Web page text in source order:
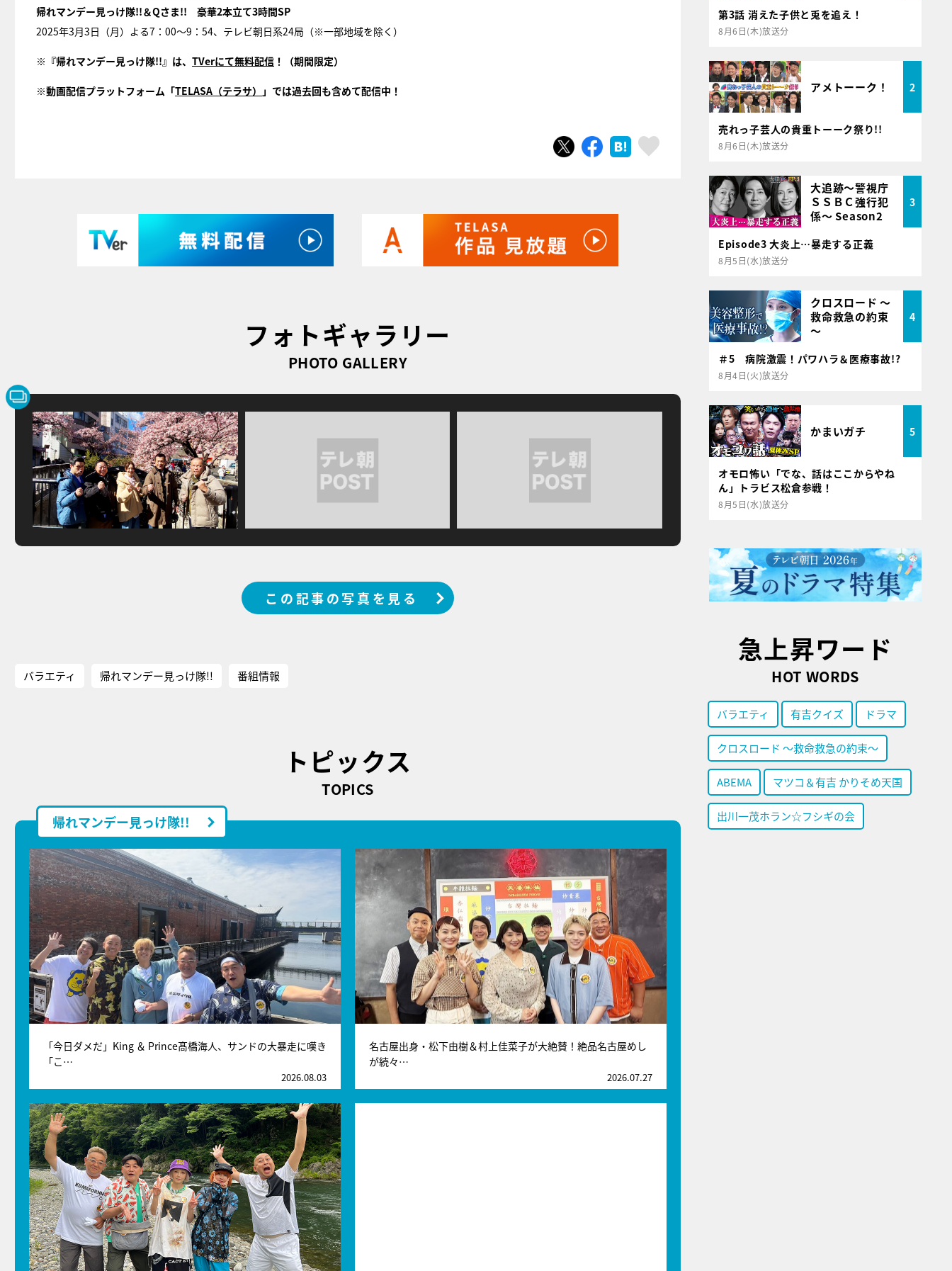
帰れマンデー見っけ隊!!＆Qさま!! 豪華2本立て3時間SP
2025年3月3日（月）よる7：00～9：54、テレビ朝日系24局（※一部地域を除く）
※『帰れマンデー見っけ隊!!』は、 TVerにて無料配信 ！（期間限定）
※動画配信プラットフォーム「TELASA（テラサ） 」では過去回も含めて配信中！
ツイートシェア はてブ
フォトギャラリー
PHOTO GALLERY
この記事の写真を見る
バラエティ 帰れマンデー見っけ隊!! 番組情報
トピックス
TOPICS
帰れマンデー見っけ隊!!
「今日ダメだ」King ＆ Prince髙橋海人、サンドの大暴走に嘆き
「こ…
2026.08.03
名古屋出身・松下由樹＆村上佳菜子が大絶賛！絶品名古屋めし
が続々…
2026.07.27
第3話 消えた子供と兎を追え！
8月6日(木)放送分
アメトーーク！ 2
売れっ子芸人の貴重トーーク祭り!!
8月6日(木)放送分
大追跡～警視庁
ＳＳＢＣ強行犯
係～ Season2
3
Episode3 大炎上…暴走する正義
8月5日(水)放送分
クロスロード ～
救命救急の約束
～
4
＃5 病院激震！パワハラ＆医療事故!?
8月4日(火)放送分
かまいガチ 5
オモロ怖い「でな、話はここからやね
ん」トラビス松倉参戦！
8月5日(水)放送分
急上昇ワード
HOT WORDS
バラエティ 有吉クイズ ドラマ
クロスロード ～救命救急の約束～
ABEMA マツコ＆有吉 かりそめ天国
出川一茂ホラン☆フシギの会